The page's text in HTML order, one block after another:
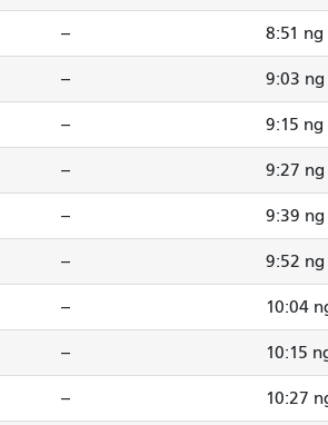
-- 8:51 ng
-- 9:03
-- 9:15 ng
-- 9:27
-- 9:39
-- 9:52
-- 10:04
-- 10:15
-- 10:27